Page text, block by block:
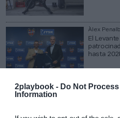
2playbook - Do Not
Information
Àlex
El
hasta